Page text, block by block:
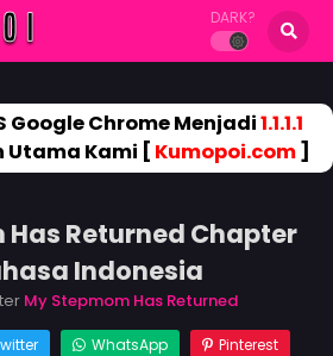
DARK?
Google Chrome Menjadi1.1.1.1
Utama Kami [ Kumopoi.com]
Has Returned Chapter
Indonesia
My Stepmom Has Returned
WhatsApp
Pinterest